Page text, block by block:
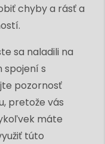
chyby a rásť a
sa naladili na
spojení s
pozornosť
pretože vás
máte
túto